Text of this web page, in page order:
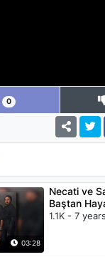
0
03:28
Necati ve
Baştan
1.1K - 7